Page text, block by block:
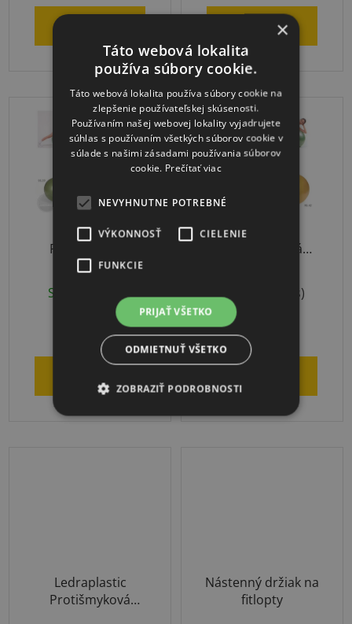
DO KOŠÍKA DO KOŠÍKA
Ledraplastic
Protišmyková
Fitlopta Zelená
Skladom (1 ks)
Ledraplastic
Protišmyková
Skladom (1 ks)
Ledraplastic
Protišmyková
Nástenný držiak na
fitlopty
×
Táto webová lokalita
používa súbory cookie.
Táto webová lokalita používa súbory cookie na
zlepšenie používateľskej skúsenosti.
Používaním našej webovej lokality vyjadrujete
súhlas s používaním všetkých súborov cookie v
súlade s našimi zásadami používania súborov
cookie. Prečítať viac
NEVYHNUTNE POTREBNÉ
VÝKONNOSŤ CIELENIE
FUNKCIE
PRIJAŤ VŠETKO
ODMIETNUŤ VŠETKO
ZOBRAZIŤ PODROBNOSTI